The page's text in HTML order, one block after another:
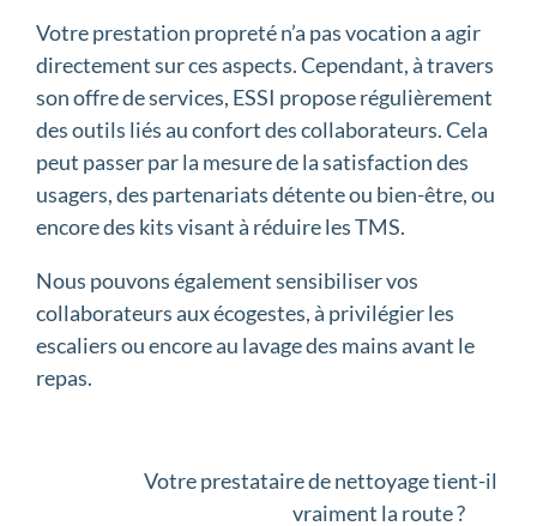
Votre prestation propreté n’a pas vocation a agir
directement sur ces aspects. Cependant, à travers
son offre de services, ESSI propose régulièrement
des outils liés au confort des collaborateurs. Cela
peut passer par la mesure de la satisfaction des
usagers, des partenariats détente ou bien-être, ou
encore des kits visant à réduire les TMS.
Nous pouvons également sensibiliser vos
collaborateurs aux écogestes, à privilégier les
escaliers ou encore au lavage des mains avant le
repas.
Votre prestataire de nettoyage tient-il
vraiment la route ?